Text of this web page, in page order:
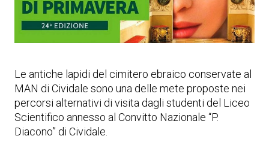
Le antiche lapidi del cimitero ebraico conservate al
MAN di Cividale sono una delle mete proposte nei
percorsi alternativi di visita dagli studenti del Liceo
Scientifico annesso al Convitto Nazionale “P.
Diacono” di Cividale.